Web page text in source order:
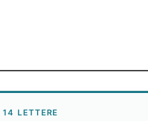
14 LETTERE